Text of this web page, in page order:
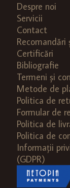
Despre noi
Servicii
Contact
Recomandări
Certificări
Bibliografie
Termeni și
Metode de
Politica de
Formular de
Politica de
Politica de
Informații
(GDPR)